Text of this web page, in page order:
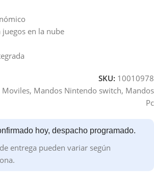
en la nube
SKU: 10010978
Moviles, Mandos Nintendo switch, Mandos
Pc
hoy, despacho programado.
entrega pueden variar según